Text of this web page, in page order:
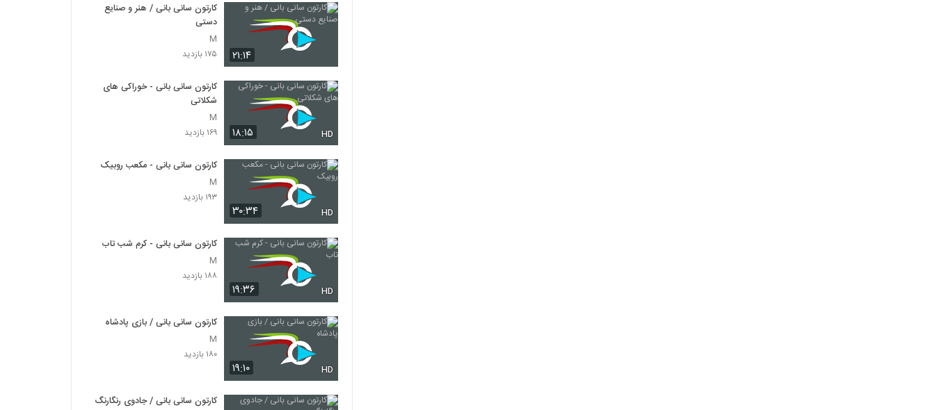
۲۱:۱۴
کارتون سانی بانی / هنر و صنایع
دستی
M
۱۷۵ بازدید
۱۸:۱۵ HD
کارتون سانی بانی - خوراکی های
شکلاتی
M
۱۶۹ بازدید
۳۰:۳۴ HD
کارتون سانی بانی - مکعب روبیک
M
۱۹۳ بازدید
۱۹:۳۶ HD
کارتون سانی بانی - کرم شب تاب
M
۱۸۸ بازدید
۱۹:۱۰ HD
کارتون سانی بانی / بازی پادشاه
M
۱۸۰ بازدید
کارتون سانی بانی / جادوی رنگارنگ